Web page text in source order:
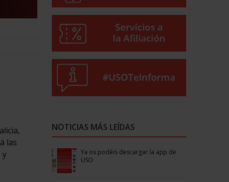
las
y
NOTICIAS MÁS LEÍDAS
Ya os podéis descargar la app de
USO